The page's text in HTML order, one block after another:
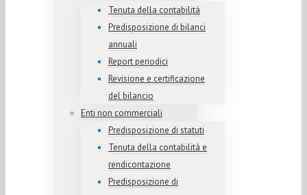
Tenuta della contabilità
Predisposizione di bilanci
annuali
Report periodici
Revisione e certificazione
del bilancio
Enti non commerciali
Predisposizione di statuti
Tenuta della contabilità e
rendicontazione
Predisposizione di